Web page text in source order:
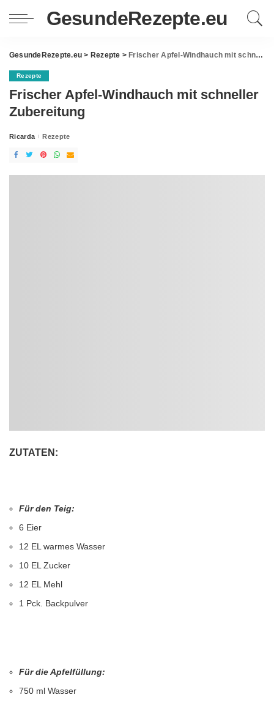
GesundeRezepte.eu
GesundeRezepte.eu > Rezepte > Frischer Apfel-Windhauch mit schneller Zubereitung
Rezepte
Frischer Apfel-Windhauch mit schneller
Zubereitung
Posted
Ricarda Rezepte
ZUTATEN:
Für den Teig:
6 Eier
12 EL warmes Wasser
10 EL Zucker
12 EL Mehl
1 Pck. Backpulver
Für die Apfelfüllung:
750 ml Wasser